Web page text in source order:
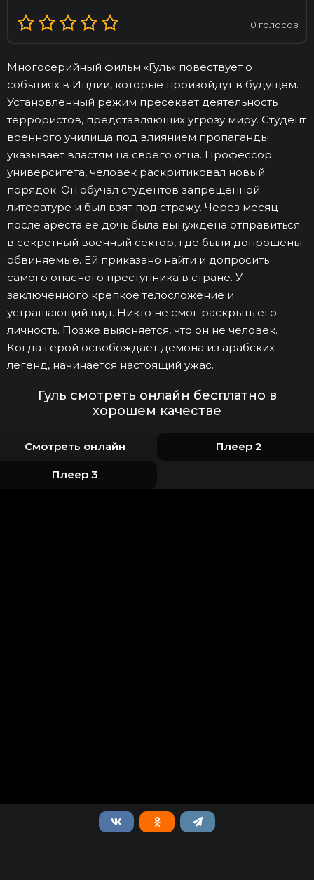
0 голосов
Многосерийный фильм «Гуль» повествует о
событиях в Индии, которые произойдут в будущем.
Установленный режим пресекает деятельность
террористов, представляющих угрозу миру. Студент
военного училища под влиянием пропаганды
указывает властям на своего отца. Профессор
университета, человек раскритиковал новый
порядок. Он обучал студентов запрещенной
литературе и был взят под стражу. Через месяц
после ареста ее дочь была вынуждена отправиться
в секретный военный сектор, где были допрошены
обвиняемые. Ей приказано найти и допросить
самого опасного преступника в стране. У
заключенного крепкое телосложение и
устрашающий вид. Никто не смог раскрыть его
личность. Позже выясняется, что он не человек.
Когда герой освобождает демона из арабских
легенд, начинается настоящий ужас.
Гуль смотреть онлайн бесплатно в
хорошем качестве
Смотреть онлайн Плеер 2
Плеер 3